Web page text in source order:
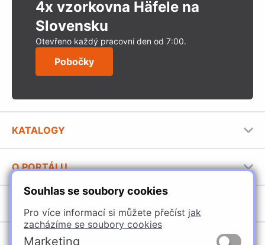
Souhlas se soubory cookies
Pro více informací si můžete přečíst jak
zacházíme se soubory cookies
Marketing
4x vzorkovna Häfele na
Slovensku
Otevřeno každý pracovní den od 7:00.
Pobočky
KATALOGY
Stavební katalog Häfele
Brožury Häfele
O PORTÁLU
Provozovatel portálu
Jak používat portál
Úchytky
POBOČKY